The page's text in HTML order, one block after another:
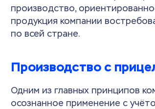
производство,
продукция компании
по всей стране.
Производство с
Одним из главных принципов
осознанное применение с